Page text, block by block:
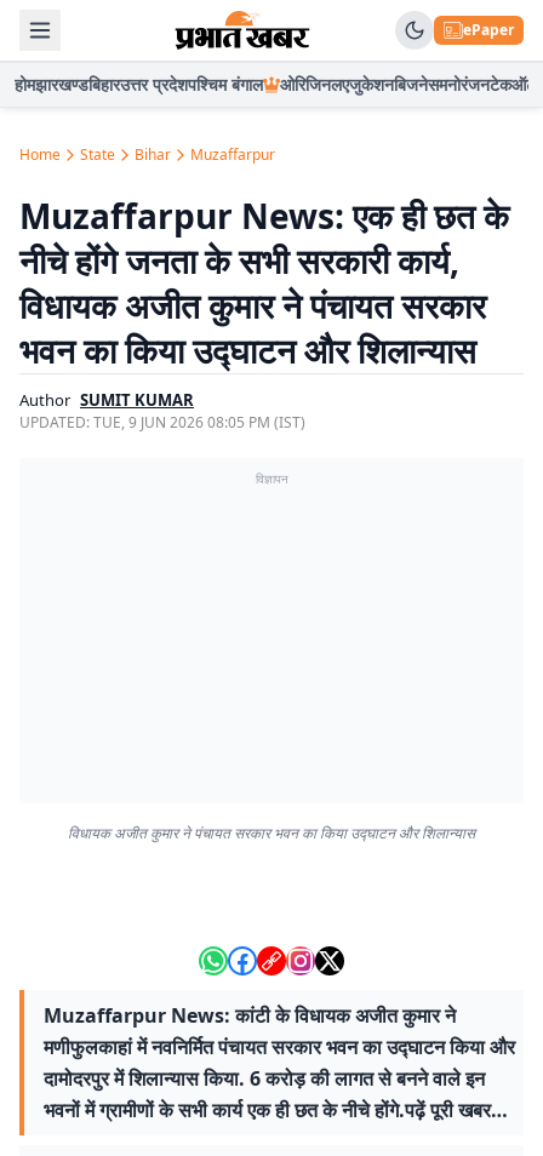
ePaper
होमझारखण्डबिहारउत्तर प्रदेशपश्चिम बंगाल ओरिजिनलएजुकेशनबिजनेसमनोरंजनटेकऑटो
Home State Bihar Muzaffarpur
Muzaffarpur News: एक ही छत के
नीचे होंगे जनता के सभी सरकारी कार्य,
विधायक अजीत कुमार ने पंचायत सरकार
भवन का किया उद्घाटन और शिलान्यास
Author SUMIT KUMAR
UPDATED:TUE, 9 JUN 2026 08:05 PM (IST)
विज्ञापन
विधायक अजीत कुमार ने पंचायत सरकार भवन का किया उद्घाटन और शिलान्यास
Muzaffarpur News: कांटी के विधायक अजीत कुमार ने
मणीफुलकाहां में नवनिर्मित पंचायत सरकार भवन का उद्घाटन किया और
दामोदरपुर में शिलान्यास किया. 6 करोड़ की लागत से बनने वाले इन
भवनों में ग्रामीणों के सभी कार्य एक ही छत के नीचे होंगे.पढ़ें पूरी खबर…